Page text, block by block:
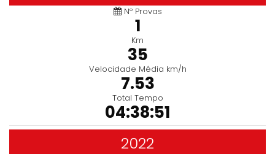
Nº Provas
1
Km
35
Velocidade Média km/h
7.53
Total Tempo
04:38:51
2022